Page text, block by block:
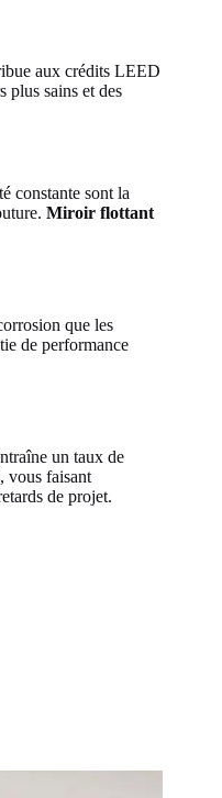
aux crédits LEED
plus sains et des
constante sont la
Miroir flottant
que les
de performance
un taux de
vous faisant
de projet.